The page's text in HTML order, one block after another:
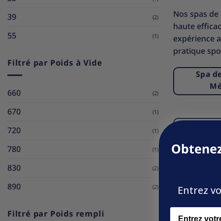
39 (2)
55 (1)
Filtré par Poids à Vide
660 (2)
670 (1)
720 (1)
780 (1)
830 (2)
890 (2)
Filtré par Poids rempli
Nos spas
haute
expérience
pratique
Spa
Entrez
Name